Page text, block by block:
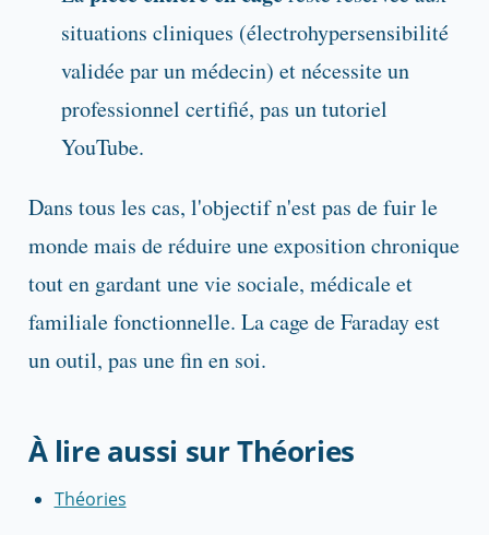
situations cliniques (électrohypersensibilité
validée par un médecin) et nécessite un
professionnel certifié, pas un tutoriel
YouTube.
Dans tous les cas, l'objectif n'est pas de fuir le
monde mais de réduire une exposition chronique
tout en gardant une vie sociale, médicale et
familiale fonctionnelle. La cage de Faraday est
un outil, pas une fin en soi.
À lire aussi sur Théories
Théories